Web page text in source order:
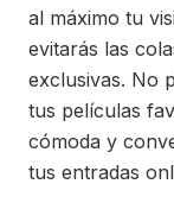
al máximo tu
evitarás las
exclusivas. No
tus películas
cómoda y
tus entradas